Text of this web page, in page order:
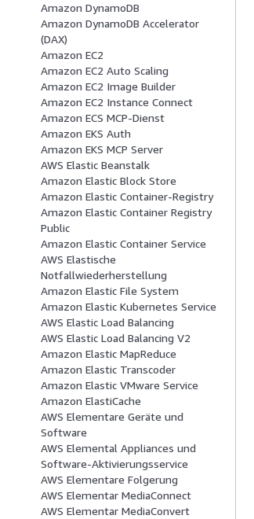
Amazon DynamoDB
Amazon DynamoDB Accelerator
(DAX)
Amazon EC2
Amazon EC2 Auto Scaling
Amazon EC2 Image Builder
Amazon EC2 Instance Connect
Amazon ECS MCP-Dienst
Amazon EKS Auth
Amazon EKS MCP Server
AWS Elastic Beanstalk
Amazon Elastic Block Store
Amazon Elastic Container-Registry
Amazon Elastic Container Registry
Public
Amazon Elastic Container Service
AWS Elastische
Notfallwiederherstellung
Amazon Elastic File System
Amazon Elastic Kubernetes Service
AWS Elastic Load Balancing
AWS Elastic Load Balancing V2
Amazon Elastic MapReduce
Amazon Elastic Transcoder
Amazon Elastic VMware Service
Amazon ElastiCache
AWS Elementare Geräte und
Software
AWS Elemental Appliances und
Software-Aktivierungsservice
AWS Elementare Folgerung
AWS Elementar MediaConnect
AWS Elementar MediaConvert